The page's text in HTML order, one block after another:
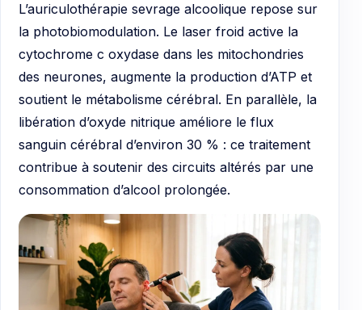
L’auriculothérapie sevrage alcoolique repose sur
la photobiomodulation. Le laser froid active la
cytochrome c oxydase dans les mitochondries
des neurones, augmente la production d’ATP et
soutient le métabolisme cérébral. En parallèle, la
libération d’oxyde nitrique améliore le flux
sanguin cérébral d’environ 30 % : ce traitement
contribue à soutenir des circuits altérés par une
consommation d’alcool prolongée.